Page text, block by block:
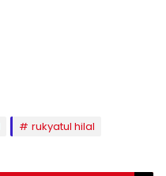
rukyatul hilal